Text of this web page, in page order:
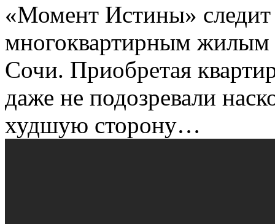
«Момент Истины» следит
многоквартирным жилым
Сочи. Приобретая
даже не подозревали
худшую сторону…